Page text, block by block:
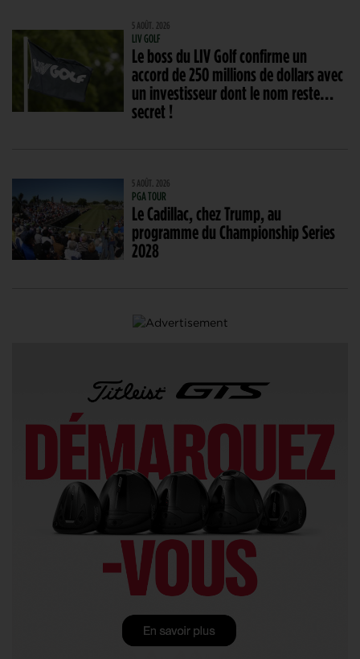
5 AOÛT. 2026
LIV GOLF
Le boss du LIV Golf confirme un
accord de 250 millions de dollars avec
un investisseur dont le nom reste…
secret !
5 AOÛT. 2026
PGA TOUR
Le Cadillac, chez Trump, au
programme du Championship Series
2028